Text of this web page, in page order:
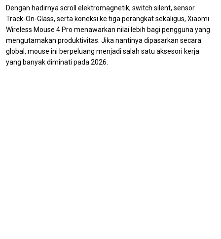
Dengan hadirnya scroll elektromagnetik, switch silent, sensor
Track-On-Glass, serta koneksi ke tiga perangkat sekaligus, Xiaomi
Wireless Mouse 4 Pro menawarkan nilai lebih bagi pengguna yang
mengutamakan produktivitas. Jika nantinya dipasarkan secara
global, mouse ini berpeluang menjadi salah satu aksesori kerja
yang banyak diminati pada 2026.